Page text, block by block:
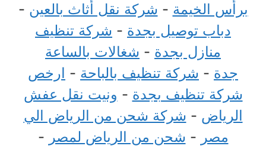
برأس الخيمة - شركة نقل أثاث بالعين -
دباب توصيل بجدة - شركة تنظيف
منازل بجدة - شغالات بالساعة
جدة - شركة تنظيف بالباحة - ارخص
شركة تنظيف بجدة - ونيت نقل عفش
الرياض - شركة شحن من الرياض الي
مصر - شحن من الرياض لمصر -